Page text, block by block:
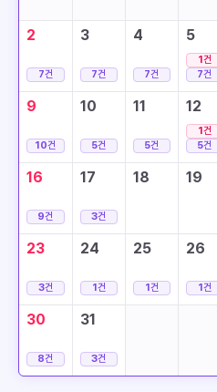
2
7건
3
7건
4
7건
5
1건
7건
9
10건
10
5건
11
5건
12
1건
5건
16
9건
17
3건
18 19
23
3건
24
1건
25
1건
26
1건
30
8건
31
3건